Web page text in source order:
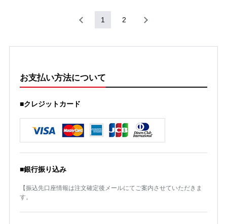
1 2
お支払い方法について
■クレジットカード
■銀行振り込み
【振込先口座情報は注文確定後メールにてご案内させていただきま
す。